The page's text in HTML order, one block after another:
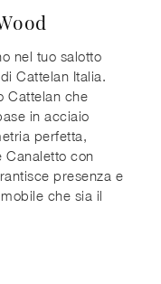
nel tuo salotto
Cattelan Italia.
Cattelan che
in acciaio
perfetta,
Canaletto con
presenza e
che sia il